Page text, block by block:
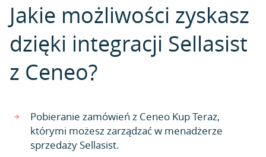
Jakie możliwości zyskasz
dzięki integracji Sellasist
z Ceneo?
Pobieranie zamówień z Ceneo Kup Teraz,
którymi możesz zarządzać w menadżerze
sprzedaży Sellasist.